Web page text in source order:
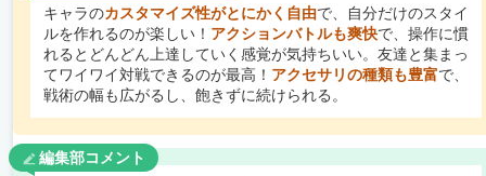
キャラのカスタマイズ性がとにかく自由で、自分だけのスタイ
ルを作れるのが楽しい！ アクションバトルも爽快で、操作に慣
れるとどんどん上達していく感覚が気持ちいい。友達と集まっ
てワイワイ対戦できるのが最高！ アクセサリの種類も豊富で、
戦術の幅も広がるし、飽きずに続けられる。
編集部コメント